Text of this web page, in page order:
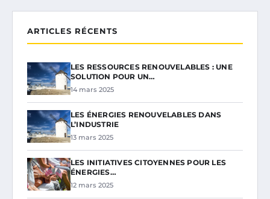
ARTICLES RÉCENTS
LES RESSOURCES RENOUVELABLES : UNE
SOLUTION POUR UN…
14 mars 2025
LES ÉNERGIES RENOUVELABLES DANS
L’INDUSTRIE
13 mars 2025
LES INITIATIVES CITOYENNES POUR LES
ÉNERGIES…
12 mars 2025